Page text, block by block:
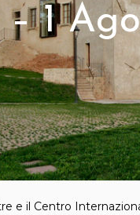
– 1
e il Centro